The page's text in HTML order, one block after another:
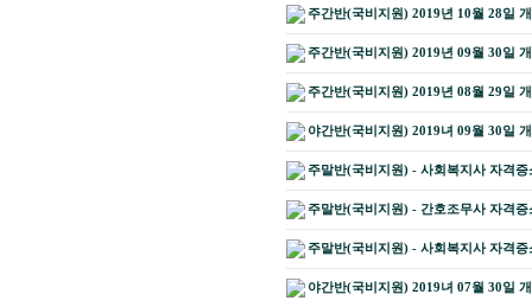
주간반(국비지원) 2019년 10월 28일
주간반(국비지원) 2019년 09월 30일
주간반(국비지원) 2019년 08월 29일
야간반(국비지원) 2019녀 09월 30일
주말반(국비지원) - 사회복지사 자격
주말반(국비지원) - 간호조무사 자격
주말반(국비지원) - 사회복지사 자격
야간반(국비지원) 2019녀 07월 30일